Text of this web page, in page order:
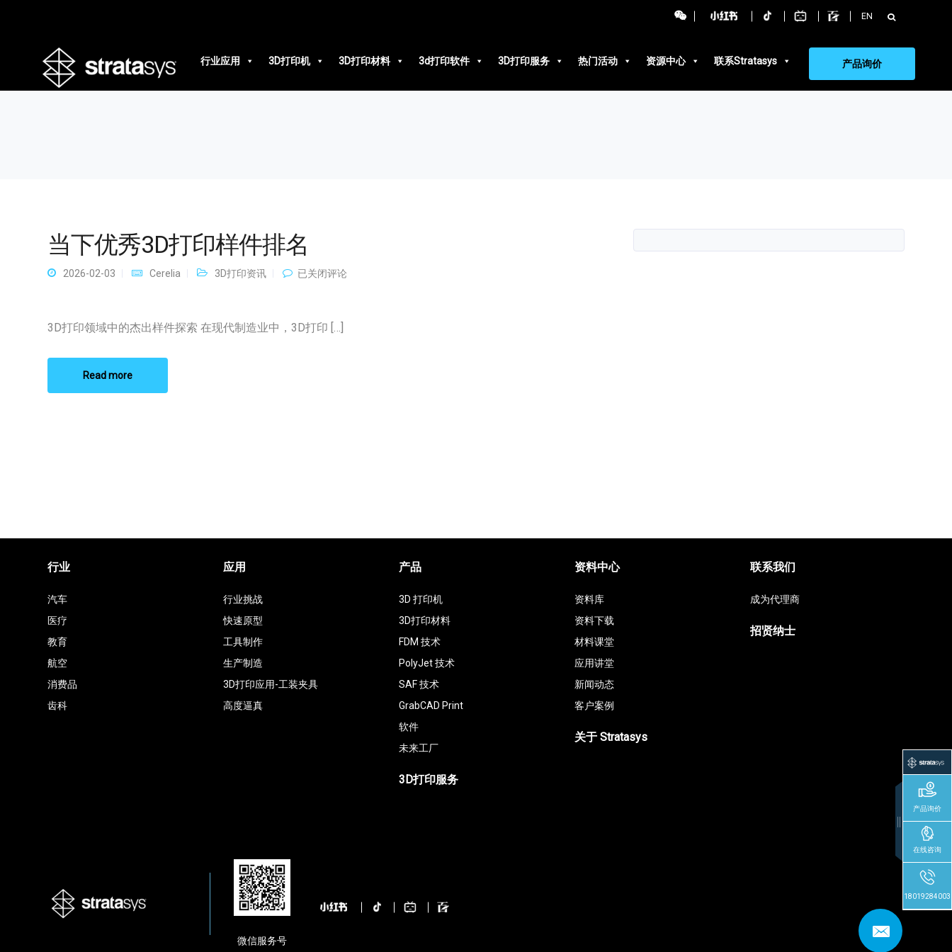
EN 搜
索：
行业应用
3D打印机 3D打印材料 3d打印软件 3D打印服务 热门活动 资源中心 联系Stratasys 产品询价
当下优秀3D打印样件排名
2026-02-03 Cerelia 3D打印资讯
当
3D
打
已关闭评论
3D打印领域中的杰出样件探索 在现代制造业中，3D打印 […]
Read more
行业
汽车
医疗
教育
航空
消费品
齿科
应用
行业挑战
快速原型
工具制作
生产制造
3D打印应用-工装夹具
高度逼真
产品
3D 打印机
3D打印材料
FDM 技术
PolyJet 技术
SAF 技术
GrabCAD Print
软件
未来工厂
3D打印服务
资料中心
资料库
资料下载
材料课堂
应用讲堂
新闻动态
客户案例
关于 Stratasys
联系我们
成为代理商
招贤纳士
微信服务号
产品询价
在线咨询
18019284003